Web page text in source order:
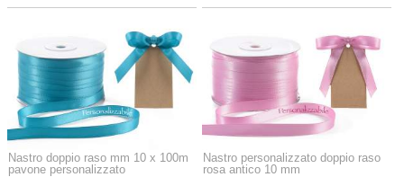
Nastro doppio raso mm 10 x 100m
pavone personalizzato
Nastro personalizzato doppio raso
rosa antico 10 mm